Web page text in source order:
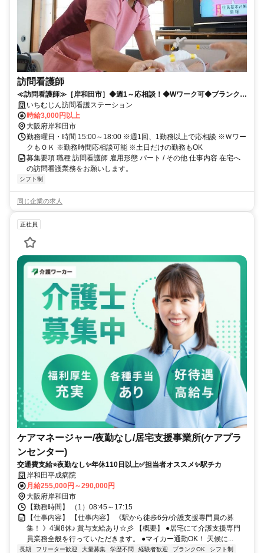
訪問看護師
≪訪問看護師≫［岸和田市］◆週1～応相談！◆Wワーク可◆ブランクの
ある方OK！◆夕方の短時間！
いちむじん訪問看護ステーション
時給3,000円以上
大阪府岸和田市
勤務曜日・時間 15:00～18:00 ※週1回、1勤務以上で応相談 ※Ｗワー
クもＯＫ ※勤務時間応相談可能 ※土日だけの勤務もOK
募集要項 職種 訪問看護師 雇用形態 パート / その他 仕事内容 在宅へ
の訪問看護業務をお願いします。
シフト制
同じ企業の求人
正社員
ケアマネージャー/夜勤なし/居宅支援事業所(ケアプラ
ンセンター)
交通費支給⭐️夜勤なし✨年休110日以上✅️担当者オススメ✨駅チカ
岸和田平成病院
月給255,000円～290,000円
大阪府岸和田市
【勤務時間】 （1）08:45～17:15
【仕事内容】 【仕事内容】 《駅から徒歩6分/介護支援専門員の募
集！ 》4週8休♪ 賞与支給あり☆彡 【概要】 ●居宅にて介護支援専門
員業務全般を行っていただきます。 ●マイカー通勤OK！ 天候に...
長期 フリーター歓迎 大量募集 学歴不問 経験者歓迎 ブランクOK
シフト制